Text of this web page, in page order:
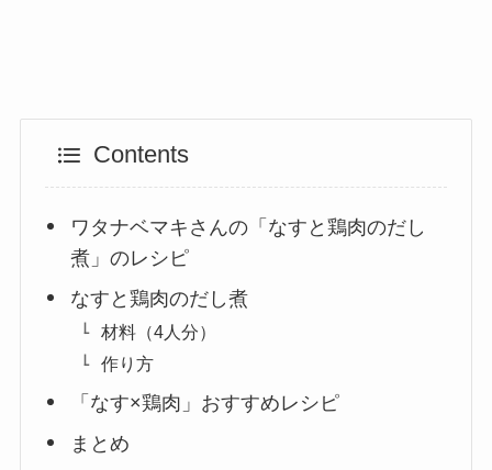
Contents
ワタナベマキさんの「なすと鶏肉のだし
煮」のレシピ
なすと鶏肉のだし煮
材料（4人分）
作り方
「なす×鶏肉」おすすめレシピ
まとめ